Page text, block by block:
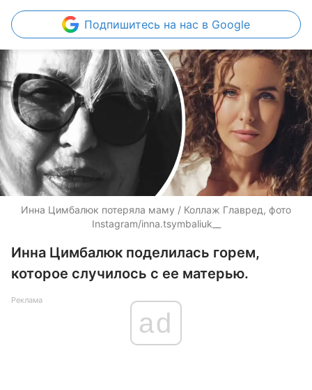
Подпишитесь на нас в Google
Инна Цимбалюк потеряла маму / Коллаж Главред, фото
Instagram/inna.tsymbaliuk__
Инна Цимбалюк поделилась горем,
которое случилось с ее матерью.
Реклама
ad